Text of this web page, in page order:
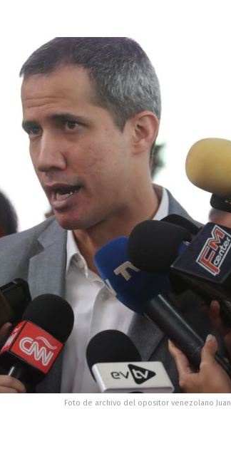
Foto de archivo del opositor venezolano